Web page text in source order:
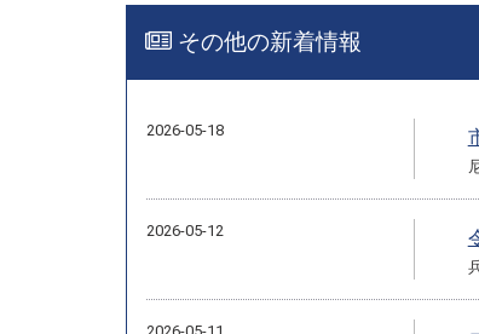
その他の新着情報
2026-05-18
2026-05-12